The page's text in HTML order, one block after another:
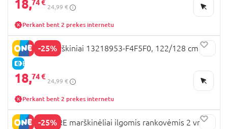
18,74 €
24,99 €
Perkant bent 2 prekes internetu
-25%
E-KAINA
NAME IT marškiniai 13218953-F4F5F0, 122/128 cm
18,74 €
24,99 €
Perkant bent 2 prekes internetu
-25%
MOTHERCARE marškinėliai ilgomis rankovėmis 2 vnt.,